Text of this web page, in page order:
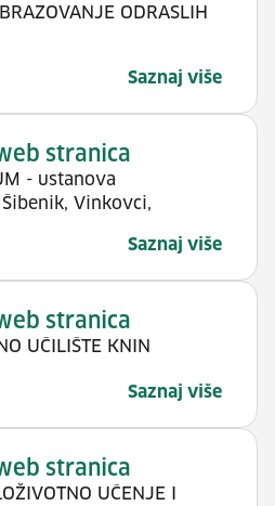
ODRASLIH
Saznaj više
stranica
- ustanova
Vinkovci,
Saznaj više
stranica
UČILIŠTE KNIN
Saznaj više
stranica
UČENJE I